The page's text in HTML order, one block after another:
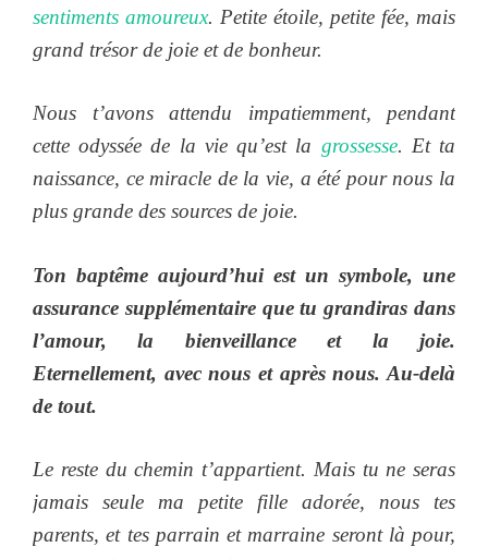
sentiments amoureux. Petite étoile, petite fée, mais
grand trésor de joie et de bonheur.
Nous t’avons attendu impatiemment, pendant
cette odyssée de la vie qu’est la grossesse. Et ta
naissance, ce miracle de la vie, a été pour nous la
plus grande des sources de joie.
Ton baptême aujourd’hui est un symbole, une
assurance supplémentaire que tu grandiras dans
l’amour, la bienveillance et la joie.
Eternellement, avec nous et après nous. Au-delà
de tout.
Le reste du chemin t’appartient. Mais tu ne seras
jamais seule ma petite fille adorée, nous tes
parents, et tes parrain et marraine seront là pour,